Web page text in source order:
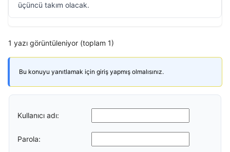
üçüncü takım olacak.
1 yazı görüntüleniyor (toplam 1)
Bu konuyu yanıtlamak için giriş yapmış olmalısınız.
Kullanıcı adı:
Parola: